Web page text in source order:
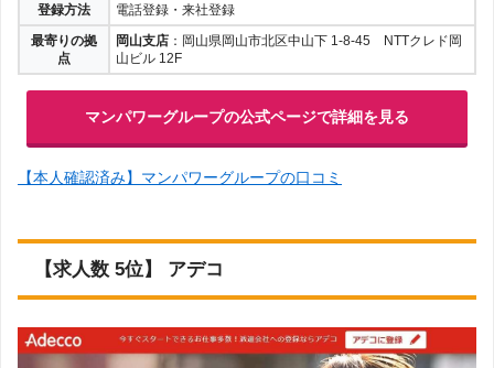
登録方法
電話登録・来社登録
最寄りの拠
点
岡山支店 ：岡山県岡山市北区中山下 1-8-45 NTTクレド岡
山ビル 12F
マンパワーグループの公式ページで詳細を見る
【本人確認済み】マンパワーグループの口コミ
【求人数 5位】 アデコ